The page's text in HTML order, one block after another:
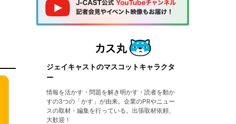
ジェイキャストのマスコットキャラクタ
ー
情報を活かす・問題を解き明かす・読者を動か
すの3つの「かす」が由来。企業のPRやニュー
スの取材・編集を行っている。出張取材依頼、
大歓迎！